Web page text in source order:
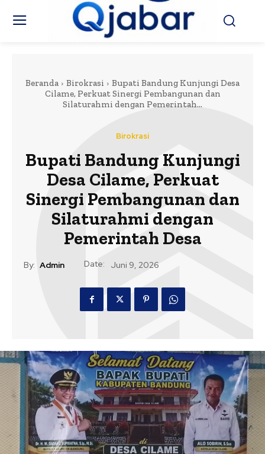
Beranda Birokrasi
Bupati Bandung Kunjungi Desa
Cilame, Perkuat Sinergi Pembangunan dan
Silaturahmi dengan Pemerintah...
Birokrasi
Bupati Bandung Kunjungi
Desa Cilame, Perkuat
Sinergi Pembangunan dan
Silaturahmi dengan
Pemerintah Desa
By: Admin Date: Juni 9, 2026